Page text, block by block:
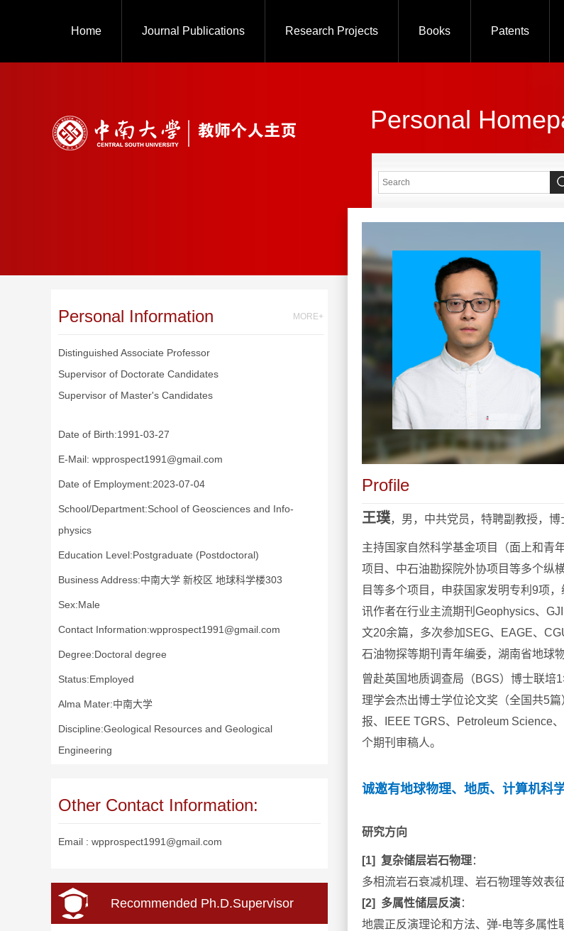
Home Journal Publications Research Projects Books Patents
Personal
Personal Information MORE+
Distinguished Associate Professor
Supervisor of Doctorate Candidates
Supervisor of Master's Candidates
Date of Birth:1991-03-27
E-Mail: wpprospect1991@gmail.com
Date of Employment:2023-07-04
School/Department:School of Geosciences and Info-
physics
Education Level:Postgraduate (Postdoctoral)
Business Address:中南大学 新校区 地球科学楼303
Sex:Male
Contact Information:wpprospect1991@gmail.com
Degree:Doctoral degree
Status:Employed
Alma Mater:中南大学
Discipline:Geological Resources and Geological
Engineering
Other Contact Information:
Email : wpprospect1991@gmail.com
Recommended Ph.D.Supervisor
Profile
王璞，男，中共党员，特聘副教授，
主持国家自然科学基金项目（面上和青
项目、中石油勘探院外协项目等多个纵
目等多个项目，申获国家发明专利9项，
讯作者在行业主流期刊Geophysics、GJI
文20余篇，多次参加SEG、EAGE、
石油物探等期刊青年编委， 湖南省地球
曾赴英国地质调查局（BGS）博士联培
理学会杰出博士学位论文奖（全国共5篇
报、IEEE TGRS、Petroleum Science
个期刊审稿人。
诚邀有地球物理、地质、计算机科
研究方向
[1] 复杂储层岩石物理：
多相流岩石衰减机理、岩石物理等效表
[2] 多属性储层反演：
地震正反演理论和方法、弹-电等多属性